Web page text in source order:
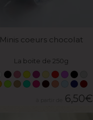
Minis coeurs chocolat
La boite de 250g
6,50€